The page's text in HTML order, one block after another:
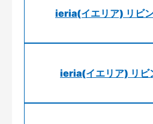
ieria(イエリア) リビ
ieria(イエリア) リビ